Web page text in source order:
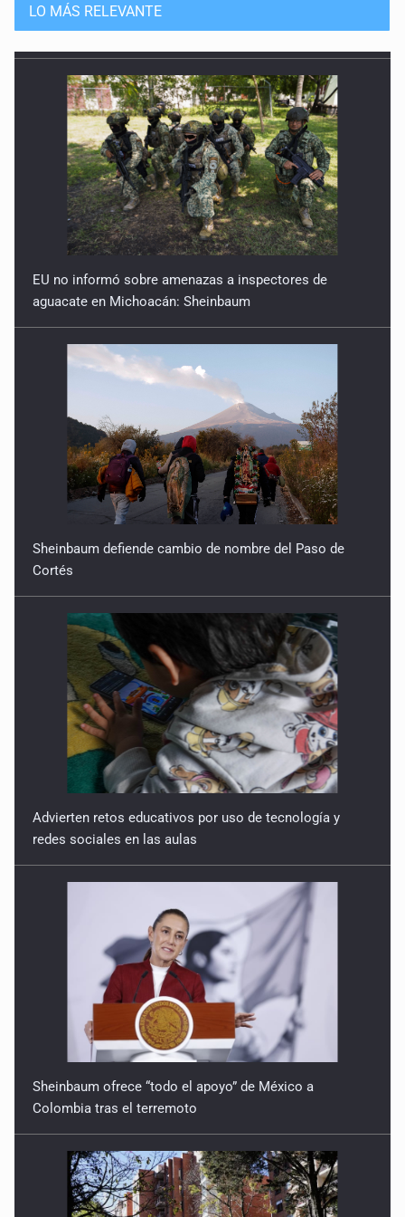
13 de Julio de 2026
Guerra de lodo
13 de Julio de 2026
No hay problema de salud
11 de Julio de 2026
Detienen en Tlajomulco a hombre con dos armas de fuego
y más de 50 cartuchos
10 de Julio de 2026
Instalan mesa de seguridad para conductores de ERT
9 de Julio de 2026
Que tiradero
Detienen a conductor por amenazar con arma tras
incidente vial
9 de Julio de 2026
Reactivarán contraflujo en López Mateos Sur a partir del
13 de julio
Y no se enoje con el FBI
9 de Julio de 2026
Lo que quedó del mundial
8 de Julio de 2026
Hombre es investigado por ser autor intelectual del
feminicidio de su madre
LO MÁS RELEVANTE
EU no informó sobre amenazas a inspectores de
aguacate en Michoacán: Sheinbaum
Sheinbaum defiende cambio de nombre del Paso de
Cortés
Advierten retos educativos por uso de tecnología y
redes sociales en las aulas
Sheinbaum ofrece “todo el apoyo” de México a
Colombia tras el terremoto